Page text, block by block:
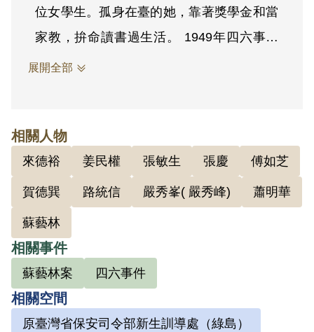
位女學生。孤身在臺的她，靠著獎學金和當
家教，拚命讀書過生活。 1949年四六事件
爆發，姜民權曾幫忙運送衣服、食物。姜民
權一直很親近共產黨。因為耕耘社，她認識
了于凱、張慶、路統信、來德裕等人，又透
過于凱認識了于非、蕭明華等共產黨員。1
949年姜民權加入中國共產黨，成為在臺地
下黨員，曾替于凱藏匿重要文件。1950年
爆發與中共中央社會部有關的蘇藝林案，蕭
明華、于凱、張慶等人被捕，姜民權則於5
月28日被捕。她曾遭電擊刑求，後被判刑1
展開全部
相關人物
來德裕 姜民權 張敏生 張慶 傅如芝
賀德巽 路統信 嚴秀峯( 嚴秀峰) 蕭明華
蘇藝林
相關事件
蘇藝林案 四六事件
相關空間
原臺灣省保安司令部新生訓導處（綠島）